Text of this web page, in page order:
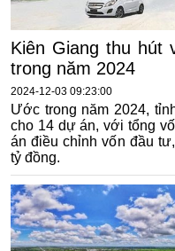
Kiên Giang thu hút
trong năm 2024
2024-12-03 09:23:00
Ước trong năm 2024,
cho 14 dự án, với tổng
án điều chỉnh vốn đầu
tỷ đồng.